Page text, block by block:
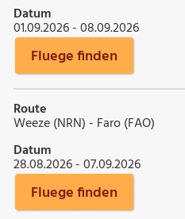
Datum
01.09.2026 - 08.09.2026
Fluege finden
Route
Weeze (NRN) - Faro (FAO)
Datum
28.08.2026 - 07.09.2026
Fluege finden